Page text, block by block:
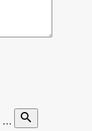
… search